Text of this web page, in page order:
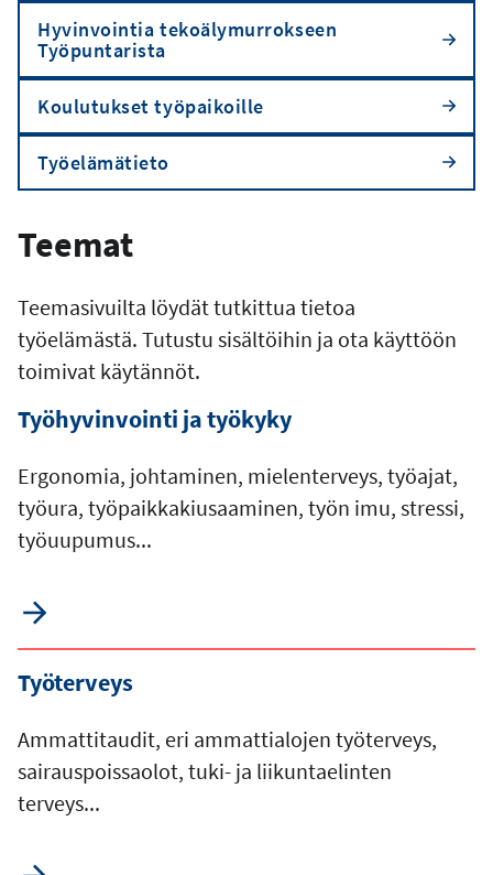
Hyvinvointia tekoälymurrokseen
Työpuntarista
Koulutukset työpaikoille
Työelämätieto
Teemat
Teemasivuilta löydät tutkittua tietoa
työelämästä. Tutustu sisältöihin ja ota käyttöön
toimivat käytännöt.
Työhyvinvointi ja työkyky
Ergonomia, johtaminen, mielenterveys, työajat,
työura, työpaikkakiusaaminen, työn imu, stressi,
työuupumus...
Työterveys
Ammattitaudit, eri ammattialojen työterveys,
sairauspoissaolot, tuki- ja liikuntaelinten
terveys...